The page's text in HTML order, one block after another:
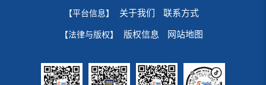
【平台信息】 关于我们 联系方式
【法律与版权】 版权信息 网站地图